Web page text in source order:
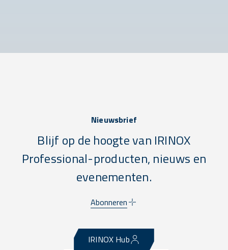
Nieuwsbrief
Blijf op de hoogte van IRINOX
Professional-producten, nieuws en
evenementen.
Abonneren
IRINOX Hub